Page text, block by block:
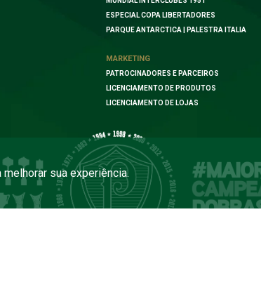
ESPECIAL COPA LIBERTADORES
PARQUE ANTARCTICA | PALESTRA ITALIA
MARKETING
PATROCINADORES E PARCEIROS
LICENCIAMENTO DE PRODUTOS
LICENCIAMENTO DE LOJAS
sua experiência.